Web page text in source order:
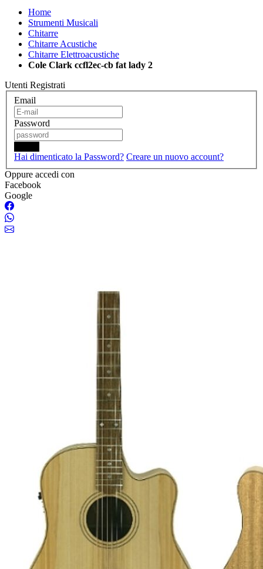
Home
Strumenti Musicali
Chitarre
Chitarre Acustiche
Chitarre Elettroacustiche
Cole Clark ccfl2ec-cb fat lady 2
Utenti Registrati
Email
Password
Hai dimenticato la Password? Creare un nuovo account?
Oppure accedi con
Facebook
Google